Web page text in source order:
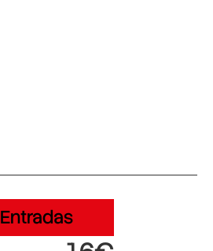
Entradas